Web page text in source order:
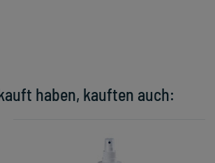
haben, kauften auch: